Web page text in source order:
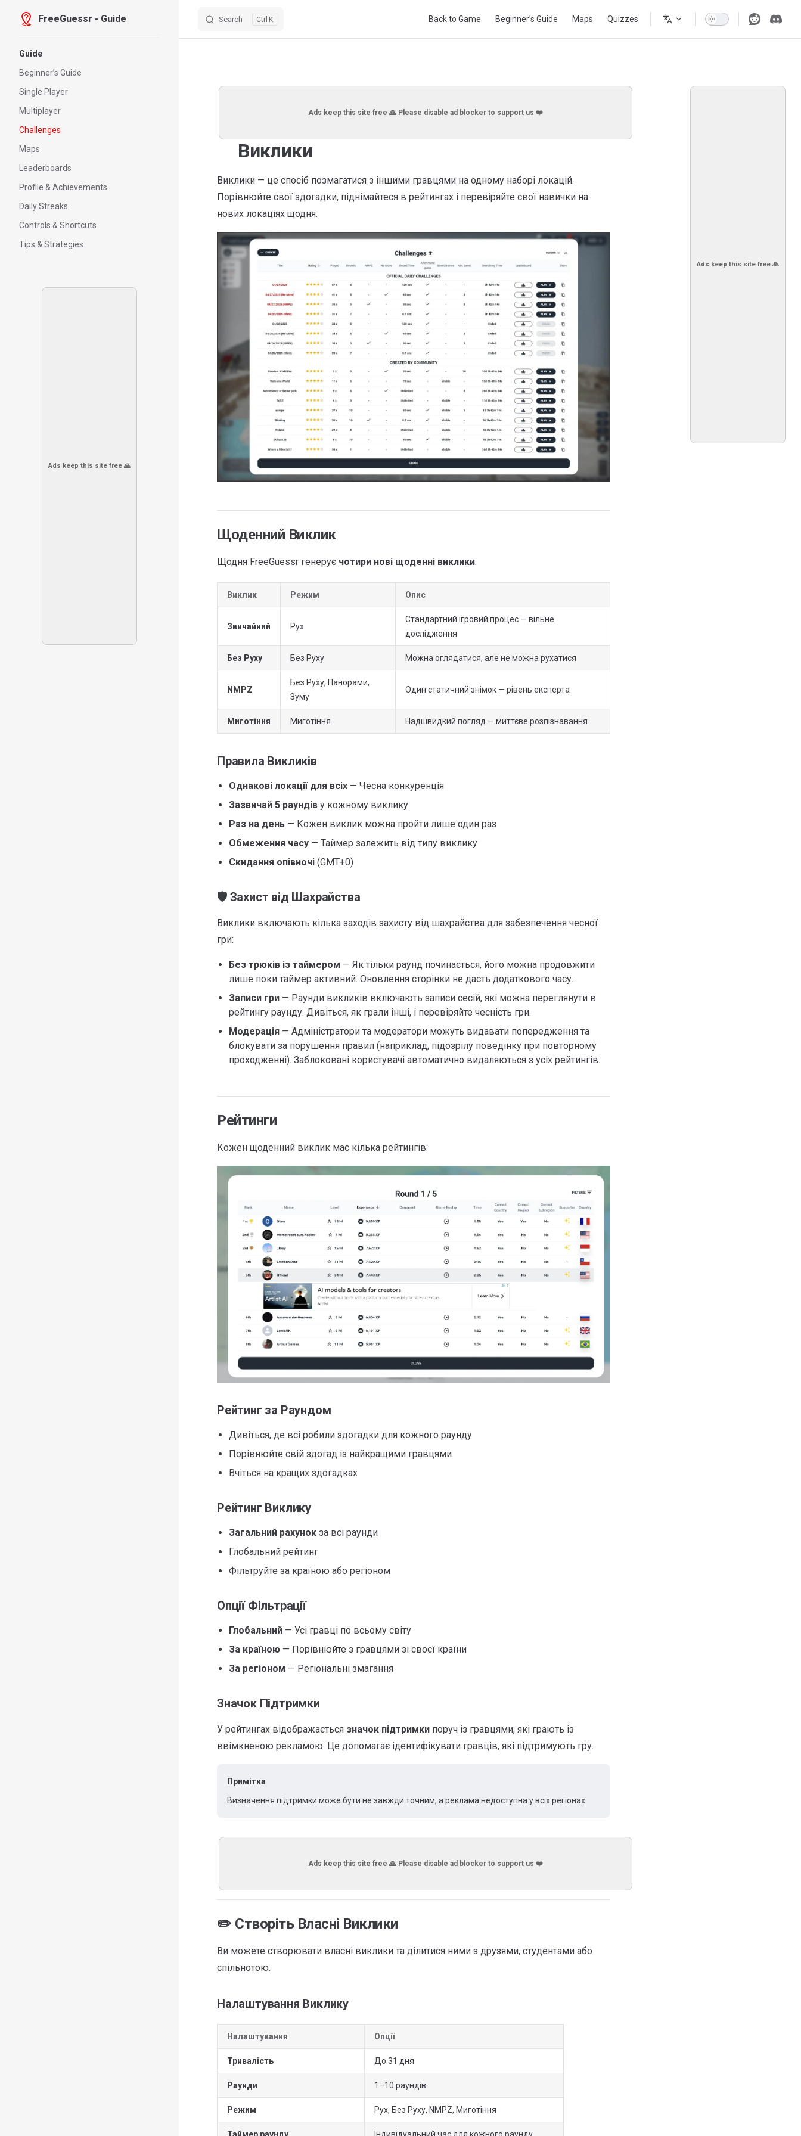
Skip to content
FreeGuessr - Guide Search K Back to Game Beginner’s Guide Maps Quizzes
Guide
Beginner’s Guide
Single Player
Multiplayer
Challenges
Maps
Leaderboards
Profile & Achievements
Daily Streaks
Controls & Shortcuts
Tips & Strategies
Ads keep this site free 🙏
Ads keep this site free 🙏
Ads keep this site free 🙏 Please disable ad blocker to support us ❤️
Виклики
Виклики — це спосіб позмагатися з іншими гравцями на одному наборі локацій.
Порівнюйте свої здогадки, піднімайтеся в рейтингах і перевіряйте свої навички на
нових локаціях щодня.
Щоденний Виклик
Щодня FreeGuessr генерує чотири нові щоденні виклики:
Виклик Режим Опис
Звичайний Рух
Стандартний ігровий процес — вільне
дослідження
Без Руху Без Руху Можна оглядатися, але не можна рухатися
NMPZ
Без Руху, Панорами,
Зуму
Один статичний знімок — рівень експерта
Миготіння Миготіння Надшвидкий погляд — миттєве розпізнавання
Правила Викликів
Однакові локації для всіх — Чесна конкуренція
Зазвичай 5 раундів у кожному виклику
Раз на день — Кожен виклик можна пройти лише один раз
Обмеження часу — Таймер залежить від типу виклику
Скидання опівночі (GMT+0)
🛡️ Захист від Шахрайства
Виклики включають кілька заходів захисту від шахрайства для забезпечення чесної
гри:
Без трюків із таймером — Як тільки раунд починається, його можна продовжити
лише поки таймер активний. Оновлення сторінки не дасть додаткового часу.
Записи гри — Раунди викликів включають записи сесій, які можна переглянути в
рейтингу раунду. Дивіться, як грали інші, і перевіряйте чесність гри.
Модерація — Адміністратори та модератори можуть видавати попередження та
блокувати за порушення правил (наприклад, підозрілу поведінку при повторному
проходженні). Заблоковані користувачі автоматично видаляються з усіх рейтингів.
Рейтинги
Кожен щоденний виклик має кілька рейтингів:
Рейтинг за Раундом
Дивіться, де всі робили здогадки для кожного раунду
Порівнюйте свій здогад із найкращими гравцями
Вчіться на кращих здогадках
Рейтинг Виклику
Загальний рахунок за всі раунди
Глобальний рейтинг
Фільтруйте за країною або регіоном
Опції Фільтрації
Глобальний — Усі гравці по всьому світу
За країною — Порівнюйте з гравцями зі своєї країни
За регіоном — Регіональні змагання
Значок Підтримки
У рейтингах відображається значок підтримки поруч із гравцями, які грають із
ввімкненою рекламою. Це допомагає ідентифікувати гравців, які підтримують гру.
Примітка
Визначення підтримки може бути не завжди точним, а реклама недоступна у всіх регіонах.
Ads keep this site free 🙏 Please disable ad blocker to support us ❤️
✏️ Створіть Власні Виклики
Ви можете створювати власні виклики та ділитися ними з друзями, студентами або
спільнотою.
Налаштування Виклику
Налаштування Опції
Тривалість До 31 дня
Раунди 1–10 раундів
Режим Рух, Без Руху, NMPZ, Миготіння